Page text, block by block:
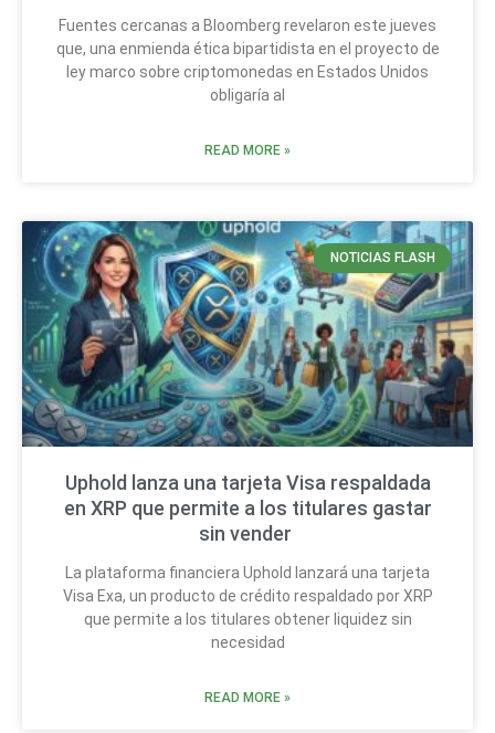
Fuentes cercanas a Bloomberg revelaron este jueves
que, una enmienda ética bipartidista en el proyecto de
ley marco sobre criptomonedas en Estados Unidos
obligaría al
READ MORE »
NOTICIAS FLASH
Uphold lanza una tarjeta Visa respaldada
en XRP que permite a los titulares gastar
sin vender
La plataforma financiera Uphold lanzará una tarjeta
Visa Exa, un producto de crédito respaldado por XRP
que permite a los titulares obtener liquidez sin
necesidad
READ MORE »